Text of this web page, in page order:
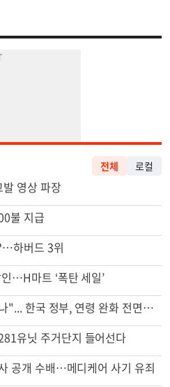
전체 로컬
영상 파장
불 지급
하버드 3위
…H마트 ‘폭탄 세일’
"65세 복수국적 빗장 푸나"... 한국 정부, 연령 완화 전면 추진
유닛 주거단지 들어선다
공개 수배…메디케어 사기 유죄